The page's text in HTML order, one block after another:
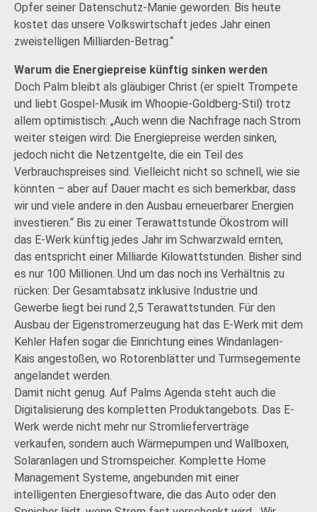
Opfer seiner Datenschutz-Manie geworden. Bis heute
kostet das unsere Volkswirtschaft jedes Jahr einen
zweistelligen Milliarden-Betrag.“
Warum die Energiepreise künftig sinken werden
Doch Palm bleibt als gläubiger Christ (er spielt Trompete
und liebt Gospel-Musik im Whoopie-Goldberg-Stil) trotz
allem optimistisch: „Auch wenn die Nachfrage nach Strom
weiter steigen wird: Die Energiepreise werden sinken,
jedoch nicht die Netzentgelte, die ein Teil des
Verbrauchspreises sind. Vielleicht nicht so schnell, wie sie
könnten – aber auf Dauer macht es sich bemerkbar, dass
wir und viele andere in den Ausbau erneuerbarer Energien
investieren.“ Bis zu einer Terawattstunde Ökostrom will
das E-Werk künftig jedes Jahr im Schwarzwald ernten,
das entspricht einer Milliarde Kilowattstunden. Bisher sind
es nur 100 Millionen. Und um das noch ins Verhältnis zu
rücken: Der Gesamtabsatz inklusive Industrie und
Gewerbe liegt bei rund 2,5 Terawattstunden. Für den
Ausbau der Eigenstromerzeugung hat das E-Werk mit dem
Kehler Hafen sogar die Einrichtung eines Windanlagen-
Kais angestoßen, wo Rotorenblätter und Turmsegemente
angelandet werden.
Damit nicht genug. Auf Palms Agenda steht auch die
Digitalisierung des kompletten Produktangebots. Das E-
Werk werde nicht mehr nur Stromlieferverträge
verkaufen, sondern auch Wärmepumpen und Wallboxen,
Solaranlagen und Stromspeicher. Komplette Home
Management Systeme, angebunden mit einer
intelligenten Energiesoftware, die das Auto oder den